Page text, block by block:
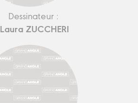
Dessinateur :
Laura ZUCCHERI